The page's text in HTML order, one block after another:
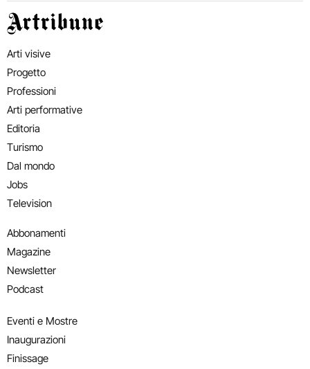
Artribune
Arti visive
Progetto
Professioni
Arti performative
Editoria
Turismo
Dal mondo
Jobs
Television
Abbonamenti
Magazine
Newsletter
Podcast
Eventi e Mostre
Inaugurazioni
Finissage